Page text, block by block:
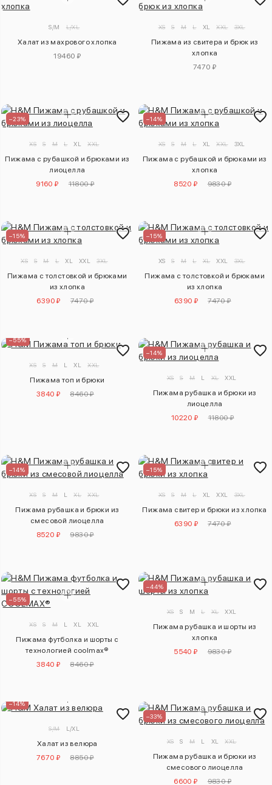
S/M L/XL
Халат из махрового хлопка
19460 ₽
XS S M L XL XXL 3XL
Пижама из свитера и брюк из
хлопка
7470 ₽
–23%
XS S M L XL XXL
Пижама с рубашкой и брюками из
лиоцелла
9160 ₽
11800 ₽
–14%
XS S M L XL XXL 3XL
Пижама с рубашкой и брюками из
хлопка
8520 ₽
9830 ₽
–15%
XS S M L XL XXL 3XL
Пижама с толстовкой и брюками
из хлопка
6390 ₽
7470 ₽
–15%
XS S M L XL XXL 3XL
Пижама с толстовкой и брюками
из хлопка
6390 ₽
7470 ₽
–55%
XS S M L XL XXL
Пижама топ и брюки
3840 ₽
8460 ₽
–14%
XS S M L XL XXL
Пижама рубашка и брюки из
лиоцелла
10220 ₽
11800 ₽
–14%
XS S M L XL XXL
Пижама рубашка и брюки из
смесовой лиоцелла
8520 ₽
9830 ₽
–15%
XS S M L XL XXL 3XL
Пижама свитер и брюки из хлопка
6390 ₽
7470 ₽
–55%
XS S M L XL XXL
Пижама футболка и шорты с
технологией coolmax®
3840 ₽
8460 ₽
–44%
XS S M L XL XXL
Пижама рубашка и шорты из
хлопка
5540 ₽
9830 ₽
–14%
S/M L/XL
Халат из велюра
7670 ₽
8850 ₽
–33%
XS S M L XL XXL
Пижама рубашка и брюки из
смесового лиоцелла
6600 ₽
9830 ₽